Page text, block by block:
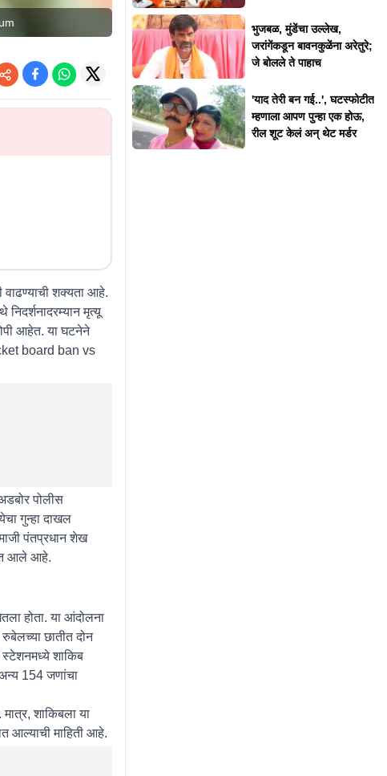
शक्यता आहे.
मृत्यू
आहेत. या घटनेने
board ban vs
पोलीस
गुन्हा दाखल
पंतप्रधान शेख
आले आहे.
होता. या आंदोलना
छातीत दोन
स्टेशनमध्ये शाकिब
154 जणांचा
शाकिबला या
आल्याची माहिती आहे.
भुजबळ, मुंडेंचा उल्लेख,
जरांगेंकडून बावनकुळेंना अरेतुरे;
जे बोलले ते पाहाच
'याद तेरी बन गई..', घटस्फोटीत
म्हणाला आपण पुन्हा एक होऊ,
रील शूट केलं अन् थेट मर्डर